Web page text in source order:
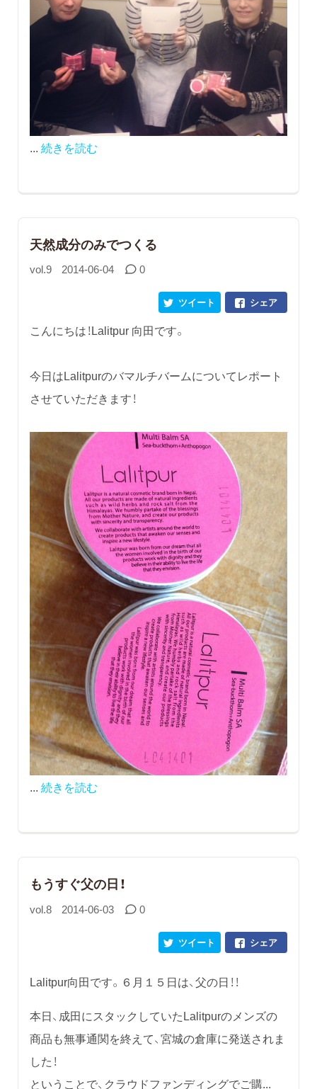
... 続きを読む
天然成分のみでつくる
vol.9 2014-06-04 0
シェア
ツイート
こんにちは！Lalitpur 向田です。
今日はLalitpurのバマルチバームについてレポート
させていただきます！
... 続きを読む
もうすぐ父の日！
vol.8 2014-06-03 0
シェア
ツイート
Lalitpur向田です。６月１５日は、父の日！！
本日、成田にスタックしていたLalitpurのメンズの
商品も無事通関を終えて、宮城の倉庫に発送されま
した！
ということで、クラウドファンディングでご購...